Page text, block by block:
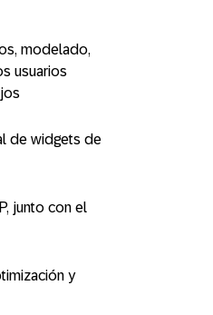
modelado,
usuarios
de widgets de
junto con el
y